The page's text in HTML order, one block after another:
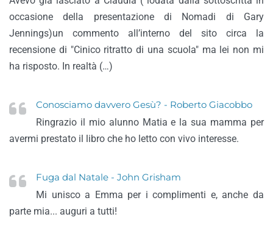
occasione della presentazione di Nomadi di Gary
Jennings)un commento all’interno del sito circa la
recensione di "Cinico ritratto di una scuola" ma lei non mi
ha risposto. In realtà (…)
Conosciamo davvero Gesù? - Roberto Giacobbo
Ringrazio il mio alunno Matia e la sua mamma per
avermi prestato il libro che ho letto con vivo interesse.
Fuga dal Natale - John Grisham
Mi unisco a Emma per i complimenti e, anche da
parte mia... auguri a tutti!